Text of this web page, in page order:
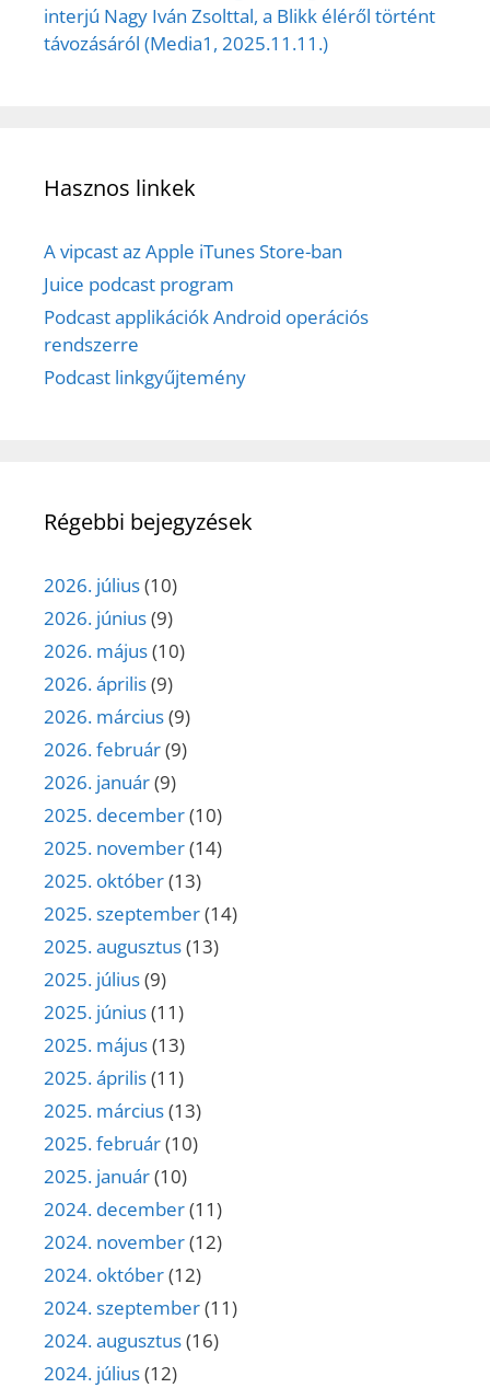
interjú Nagy Iván Zsolttal, a Blikk éléről történt
távozásáról (Media1, 2025.11.11.)
Hasznos linkek
A vipcast az Apple iTunes Store-ban
Juice podcast program
Podcast applikációk Android operációs
rendszerre
Podcast linkgyűjtemény
Régebbi bejegyzések
2026. július(10)
2026. június(9)
2026. május(10)
2026. április(9)
2026. március(9)
2026. február(9)
2026. január(9)
2025. december(10)
2025. november(14)
2025. október(13)
2025. szeptember(14)
2025. augusztus(13)
2025. július(9)
2025. június(11)
2025. május(13)
2025. április(11)
2025. március(13)
2025. február(10)
2025. január(10)
2024. december(11)
2024. november(12)
2024. október(12)
2024. szeptember(11)
2024. augusztus(16)
2024. július(12)